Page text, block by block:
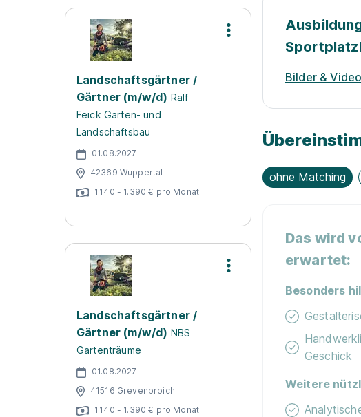
Landschaftsgärtner /
Gärtner (m/w/d) Ralf
Feick Garten- und
Landschaftsbau
01.08.2027
42369 Wuppertal
1.140 - 1.390 € pro Monat
Landschaftsgärtner /
Gärtner (m/w/d) NBS
Gartenträume
01.08.2027
41516 Grevenbroich
1.140 - 1.390 € pro Monat
Bilder &
ohne Matching
Das wird
erwartet:
Besonders
Geschick
Weitere